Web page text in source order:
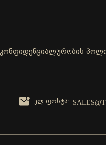
კონფიდენციალურობის
ელ.ფოსტა: